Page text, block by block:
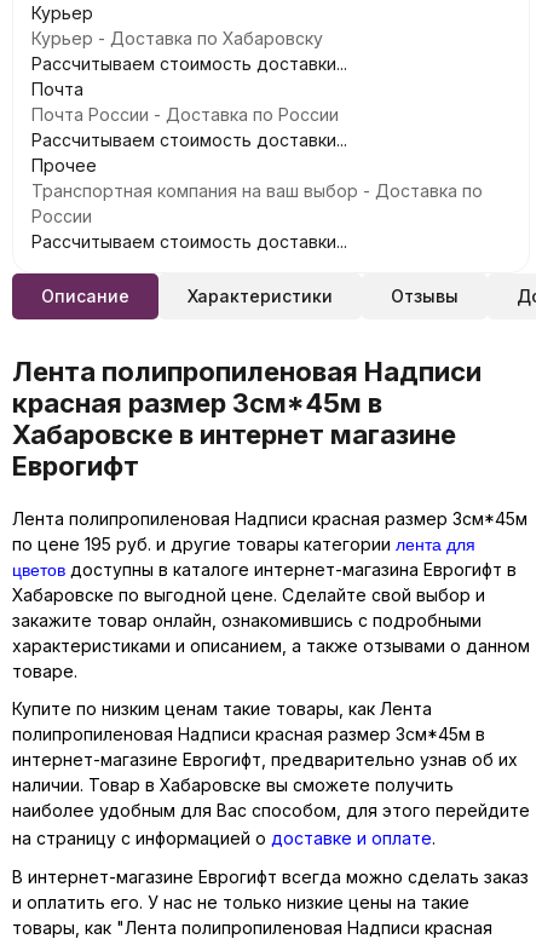
Курьер
Курьер - Доставка по Хабаровску
Рассчитываем стоимость доставки...
Почта
Почта России - Доставка по России
Рассчитываем стоимость доставки...
Прочее
Транспортная компания на ваш выбор - Доставка по
России
Рассчитываем стоимость доставки...
Описание Характеристики Отзывы
Лента полипропиленовая Надписи
красная размер 3см*45м в
Хабаровске в интернет магазине
Еврогифт
Лента полипропиленовая Надписи красная размер 3см*45м
по цене 195 руб. и другие товары категории лента для
цветов доступны в каталоге интернет-магазина Еврогифт в
Хабаровске по выгодной цене. Сделайте свой выбор и
закажите товар онлайн, ознакомившись с подробными
характеристиками и описанием, а также отзывами о данном
товаре.
Купите по низким ценам такие товары, как Лента
полипропиленовая Надписи красная размер 3см*45м в
интернет-магазине Еврогифт, предварительно узнав об их
наличии. Товар в Хабаровске вы сможете получить
наиболее удобным для Вас способом, для этого перейдите
на страницу с информацией о доставке и оплате.
В интернет-магазине Еврогифт всегда можно сделать заказ
и оплатить его. У нас не только низкие цены на такие
товары, как "Лента полипропиленовая Надписи красная